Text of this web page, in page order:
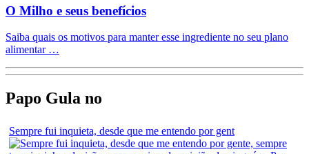
O Milho e seus benefícios
Saiba quais os motivos para manter esse ingrediente no seu plano
alimentar …
Papo Gula no
Sempre fui inquieta, desde que me entendo por gent